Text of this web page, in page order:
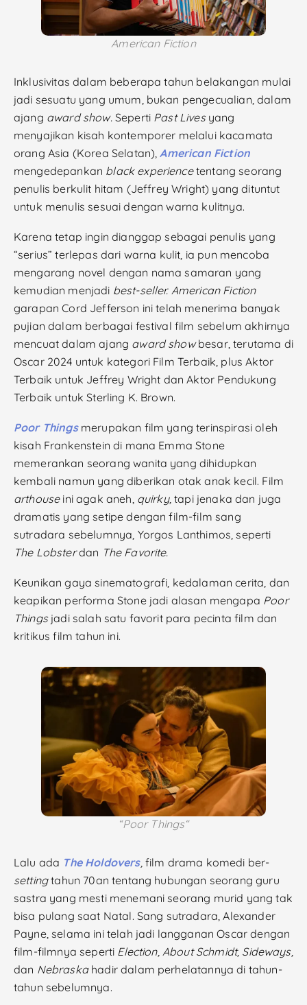
American Fiction
Inklusivitas dalam beberapa tahun belakangan mulai
jadi sesuatu yang umum, bukan pengecualian, dalam
ajang award show. Seperti Past Lives yang
menyajikan kisah kontemporer melalui kacamata
orang Asia (Korea Selatan),American Fiction
mengedepankan black experiencetentang seorang
penulis berkulit hitam (Jeffrey Wright) yang dituntut
untuk menulis sesuai dengan warna kulitnya.
Karena tetap ingin dianggap sebagai penulis yang
“serius” terlepas dari warna kulit, ia pun mencoba
mengarang novel dengan nama samaran yang
kemudian menjadi best-seller. American Fiction
garapan Cord Jefferson ini telah menerima banyak
pujian dalam berbagai festival film sebelum akhirnya
mencuat dalam ajang award showbesar, terutama di
Oscar 2024 untuk kategori Film Terbaik, plus Aktor
Terbaik untuk Jeffrey Wright dan Aktor Pendukung
Terbaik untuk Sterling K. Brown.
Poor Things merupakan film yang terinspirasi oleh
kisah Frankenstein di mana Emma Stone
memerankan seorang wanita yang dihidupkan
kembali namun yang diberikan otak anak kecil. Film
arthouse ini agak aneh, quirky,tapi jenaka dan juga
dramatis yang setipe dengan film-film sang
sutradara sebelumnya, Yorgos Lanthimos, seperti
The Lobsterdan The Favorite.
Keunikan gaya sinematografi, kedalaman cerita, dan
keapikan performa Stone jadi alasan mengapa Poor
Things jadi salah satu favorit para pecinta film dan
kritikus film tahun ini.
“Poor Things“
Lalu ada The Holdovers, film drama komedi ber­-
settingtahun 70an tentang hubungan seorang guru
sastra yang mesti menemani seorang murid yang tak
bisa pulang saat Natal. Sang sutradara, Alexander
Payne, selama ini telah jadi langganan Oscar dengan
film-filmnya seperti Election, About Schmidt, Sideways,
dan Nebraska hadir dalam perhelatannya di tahun-
tahun sebelumnya.